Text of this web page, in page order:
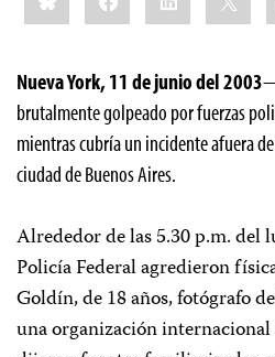
Nueva York, 11 de junio del 2003
brutalmente golpeado por fuerzas
mientras cubría un incidente afuera
ciudad de Buenos Aires.
Alrededor de las 5.30 p.m. del
Policía Federal agredieron
Goldín, de 18 años, fotógrafo
una organización